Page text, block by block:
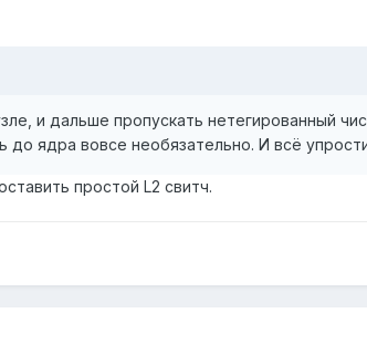
и дальше пропускать нетегированный
до ядра вовсе необязательно. И всё
простой L2 свитч.